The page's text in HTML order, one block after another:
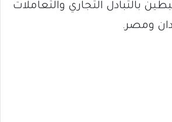
بالتبادل التجاري والتعاملات
ومصر.